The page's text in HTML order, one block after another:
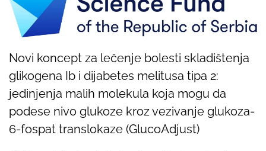
Novi koncept za lečenje bolesti skladištenja
glikogena Ib i dijabetes melitusa tipa 2:
jedinjenja malih molekula koja mogu da
podese nivo glukoze kroz vezivanje glukoza-
6-fospat translokaze (GlucoAdjust)